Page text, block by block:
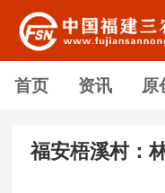
首页 资讯 原
福安梧溪村：